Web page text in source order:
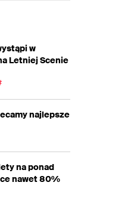
w
Letniej Scenie
najlepsze
na ponad
nawet 80%